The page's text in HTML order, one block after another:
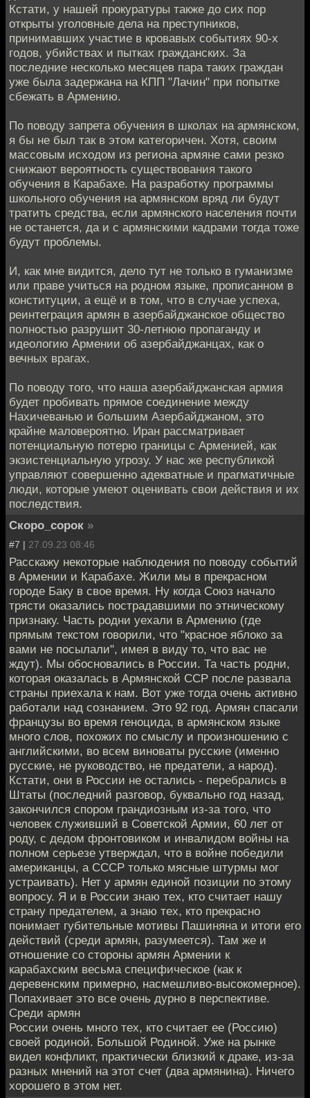
Кстати, у нашей прокуратуры также до сих пор
открыты уголовные дела на преступников,
принимавших участие в кровавых событиях 90-х
годов, убийствах и пытках гражданских. За
последние несколько месяцев пара таких граждан
уже была задержана на КПП "Лачин" при попытке
сбежать в Армению.
По поводу запрета обучения в школах на армянском,
я бы не был так в этом категоричен. Хотя, своим
массовым исходом из региона армяне сами резко
снижают вероятность существования такого
обучения в Карабахе. На разработку программы
школьного обучения на армянском вряд ли будут
тратить средства, если армянского населения почти
не останется, да и с армянскими кадрами тогда тоже
будут проблемы.
И, как мне видится, дело тут не только в гуманизме
или праве учиться на родном языке, прописанном в
конституции, а ещё и в том, что в случае успеха,
реинтеграция армян в азербайджанское общество
полностью разрушит 30-летнюю пропаганду и
идеологию Армении об азербайджанцах, как о
вечных врагах.
По поводу того, что наша азербайджанская армия
будет пробивать прямое соединение между
Нахичеванью и большим Азербайджаном, это
крайне маловероятно. Иран рассматривает
потенциальную потерю границы с Арменией, как
экзистенциальную угрозу. У нас же республикой
управляют совершенно адекватные и прагматичные
люди, которые умеют оценивать свои действия и их
последствия.
Скоро_сорок »
#7 | 27.09.23 08:46
Расскажу некоторые наблюдения по поводу событий
в Армении и Карабахе. Жили мы в прекрасном
городе Баку в свое время. Ну когда Союз начало
трясти оказались пострадавшими по этническому
признаку. Часть родни уехали в Армению (где
прямым текстом говорили, что "красное яблоко за
вами не посылали", имея в виду то, что вас не
ждут). Мы обосновались в России. Та часть родни,
которая оказалась в Армянской ССР после развала
страны приехала к нам. Вот уже тогда очень активно
работали над сознанием. Это 92 год. Армян спасали
французы во время геноцида, в армянском языке
много слов, похожих по смыслу и произношению с
английскими, во всем виноваты русские (именно
русские, не руководство, не предатели, а народ).
Кстати, они в России не остались - перебрались в
Штаты (последний разговор, буквально год назад,
закончился спором грандиозным из-за того, что
человек служивший в Советской Армии, 60 лет от
роду, с дедом фронтовиком и инвалидом войны на
полном серьезе утверждал, что в войне победили
американцы, а СССР только мясные штурмы мог
устраивать). Нет у армян единой позиции по этому
вопросу. Я и в России знаю тех, кто считает нашу
страну предателем, а знаю тех, кто прекрасно
понимает губительные мотивы Пашиняна и итоги его
действий (среди армян, разумеется). Там же и
отношение со стороны армян Армении к
карабахским весьма специфическое (как к
деревенским примерно, насмешливо-высокомерное).
Попахивает это все очень дурно в перспективе.
Среди армян
России очень много тех, кто считает ее (Россию)
своей родиной. Большой Родиной. Уже на рынке
видел конфликт, практически близкий к драке, из-за
разных мнений на этот счет (два армянина). Ничего
хорошего в этом нет.